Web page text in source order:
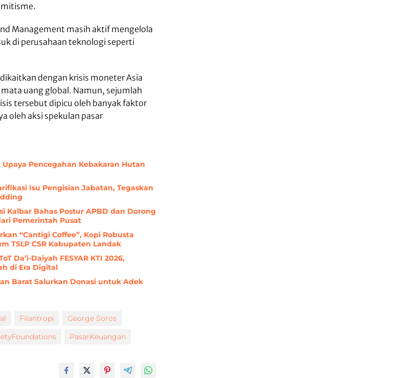
Management masih aktif mengelola
di perusahaan teknologi seperti
dengan krisis moneter Asia
uang global. Namun, sejumlah
tersebut dipicu oleh banyak faktor
oleh aksi spekulan pasar
Pencegahan Kebakaran Hutan
Isu Pengisian Jabatan, Tegaskan
Kalbar Bahas Postur APBD dan Dorong
Pemerintah Pusat
“Cantigi Coffee”, Kopi Robusta
TSLP CSR Kabupaten Landak
Da’i-Daiyah FESYAR KTI 2026,
di Era Digital
Barat Salurkan Donasi untuk Adek
Filantropi
George Soros
PasarKeuangan